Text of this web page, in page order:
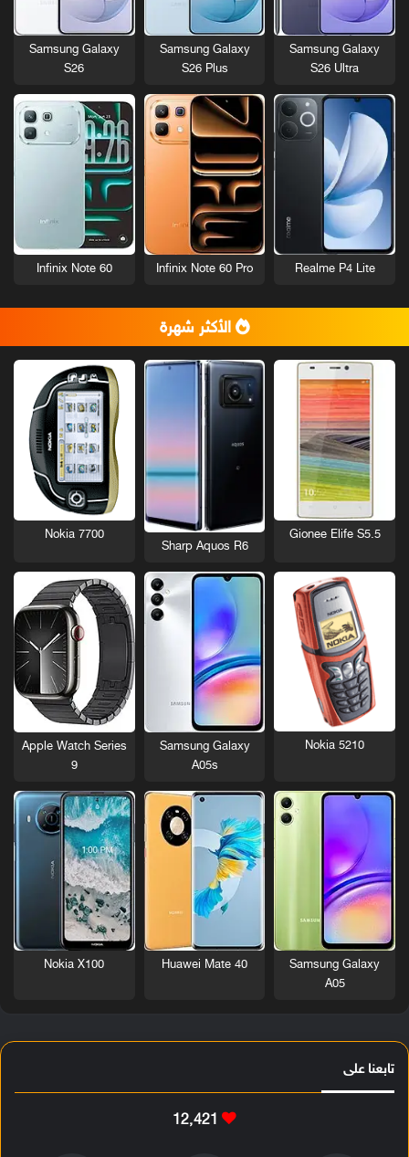
Samsung Galaxy
S26 Ultra
Samsung Galaxy
S26 Plus
Samsung Galaxy
S26
Realme P4 Lite
Infinix Note 60 Pro
Infinix Note 60
الأكثر شهرة
Gionee Elife S5.5
Sharp Aquos R6
Nokia 7700
Nokia 5210
Samsung Galaxy
A05s
Apple Watch Series
9
Samsung Galaxy
A05
Huawei Mate 40
Nokia X100
تابعنا على
12٬421